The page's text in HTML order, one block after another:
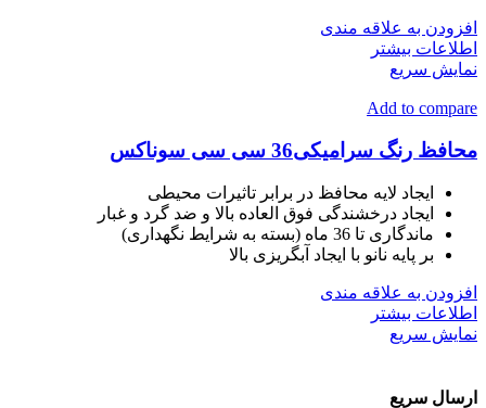
افزودن به علاقه مندی
اطلاعات بیشتر
نمایش سریع
Add to compare
محافظ رنگ سرامیکی36 سی سی سوناکس
ایجاد لایه محافظ در برابر تاثیرات محیطی
ایجاد درخشندگی فوق العاده بالا و ضد گرد و غبار
ماندگاری تا 36 ماه (بسته به شرایط نگهداری)
بر پایه نانو با ایجاد آبگریزی بالا
افزودن به علاقه مندی
اطلاعات بیشتر
نمایش سریع
ارسال سریع